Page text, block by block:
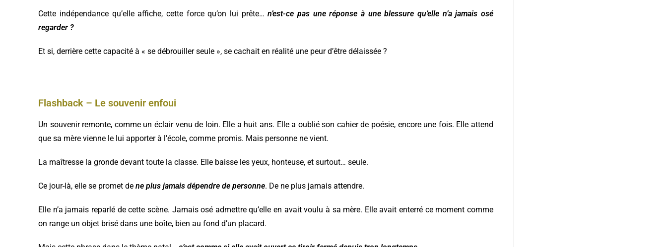
Cette indépendance qu’elle affiche, cette force qu’on lui prête…n’est-ce pas une réponse à une blessure qu’elle n’a jamais osé
regarder ?
Et si, derrière cette capacité à « se débrouiller seule », se cachait en réalité une peur d’être délaissée ?
Flashback – Le souvenir enfoui
Un souvenir remonte, comme un éclair venu de loin. Elle a huit ans. Elle a oublié son cahier de poésie, encore une fois. Elle attend
que sa mère vienne le lui apporter à l’école, comme promis. Mais personne ne vient.
La maîtresse la gronde devant toute la classe. Elle baisse les yeux, honteuse, et surtout… seule.
Ce jour-là, elle se promet dene plus jamais dépendre de personne. De ne plus jamais attendre.
Elle n’a jamais reparlé de cette scène. Jamais osé admettre qu’elle en avait voulu à sa mère. Elle avait enterré ce moment comme
on range un objet brisé dans une boîte, bien au fond d’un placard.